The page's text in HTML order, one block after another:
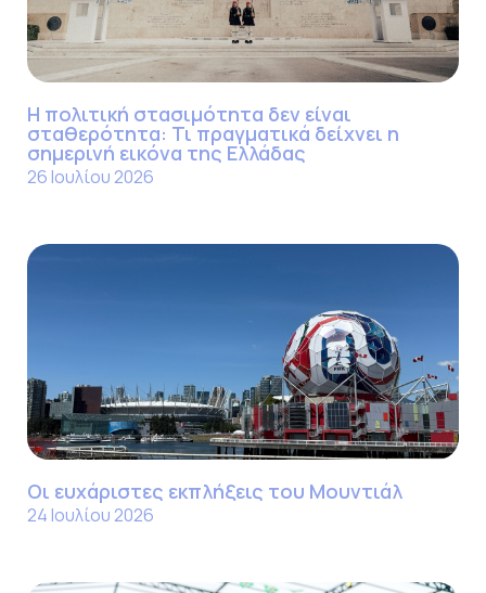
Η πολιτική στασιμότητα δεν είναι
σταθερότητα: Τι πραγματικά δείχνει η
σημερινή εικόνα της Ελλάδας
26 Ιουλίου 2026
Οι ευχάριστες εκπλήξεις του Μουντιάλ
24 Ιουλίου 2026